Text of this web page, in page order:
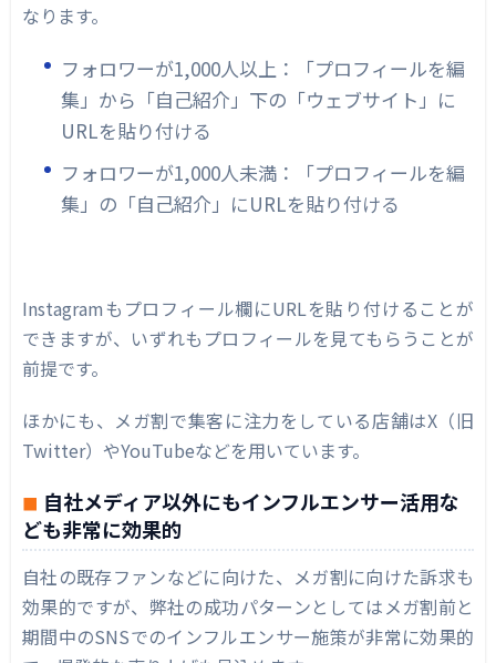
なります。
フォロワーが1,000人以上：「プロフィールを編
集」から「自己紹介」下の「ウェブサイト」に
URLを貼り付ける
フォロワーが1,000人未満：「プロフィールを編
集」の「自己紹介」にURLを貼り付ける
Instagramもプロフィール欄にURLを貼り付けることが
できますが、いずれもプロフィールを見てもらうことが
前提です。
ほかにも、メガ割で集客に注力をしている店舗はX（旧
Twitter）やYouTubeなどを用いています。
自社メディア以外にもインフルエンサー活用な
ども非常に効果的
自社の既存ファンなどに向けた、メガ割に向けた訴求も
効果的ですが、弊社の成功パターンとしてはメガ割前と
期間中のSNSでのインフルエンサー施策が非常に効果的